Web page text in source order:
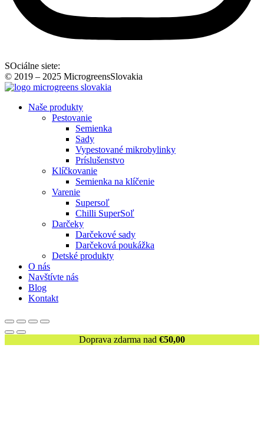
SOciálne siete:
© 2019 – 2025 MicrogreensSlovakia
Naše produkty
Pestovanie
Semienka
Sady
Vypestované mikrobylinky
Príslušenstvo
Klíčkovanie
Semienka na klíčenie
Varenie
Supersoľ
Chilli SuperSoľ
Darčeky
Darčekové sady
Darčeková poukážka
Detské produkty
O nás
Navštívte nás
Blog
Kontakt
Doprava zdarma nad €50,00